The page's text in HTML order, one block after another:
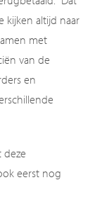
kijken altijd naar
met
van de
en
deze
eerst nog